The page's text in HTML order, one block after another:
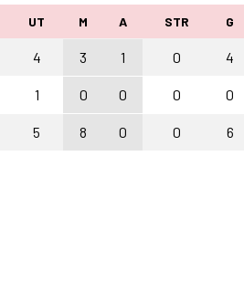
UT M A STR G
4 3 1 0 4
1 0 0 0 0
5 8 0 0 6